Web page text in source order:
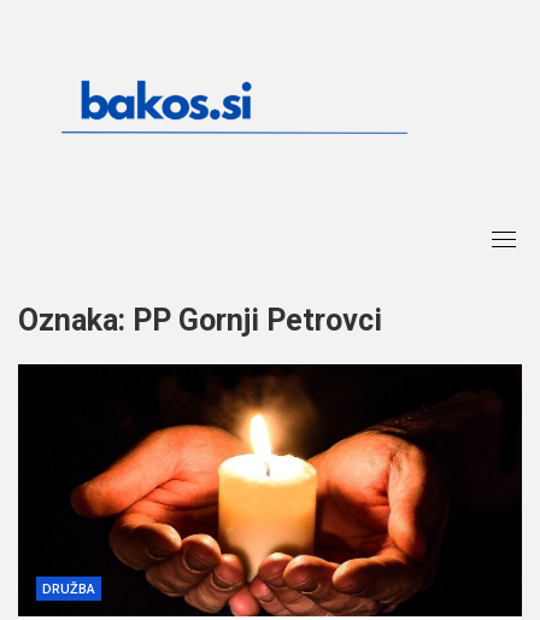
Oznaka: PP Gornji Petrovci
DRUŽBA